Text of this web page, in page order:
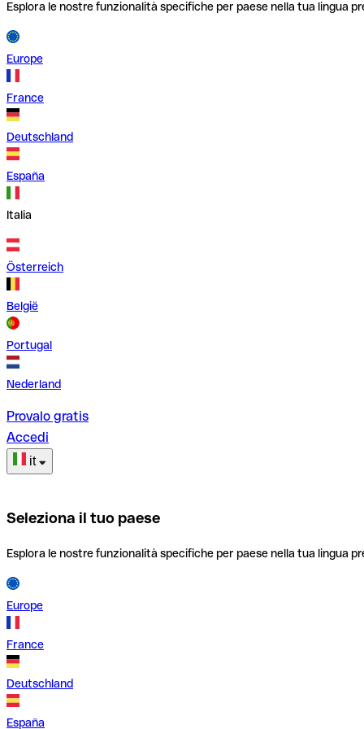
Esplora le nostre funzionalità specifiche per paese nella tua lingua
Europe
France
Deutschland
España
Italia
Österreich
België
Portugal
Nederland
Provalo gratis
Accedi
it
Seleziona il tuo paese
Esplora le nostre funzionalità specifiche per paese nella tua lingua
Europe
France
Deutschland
España